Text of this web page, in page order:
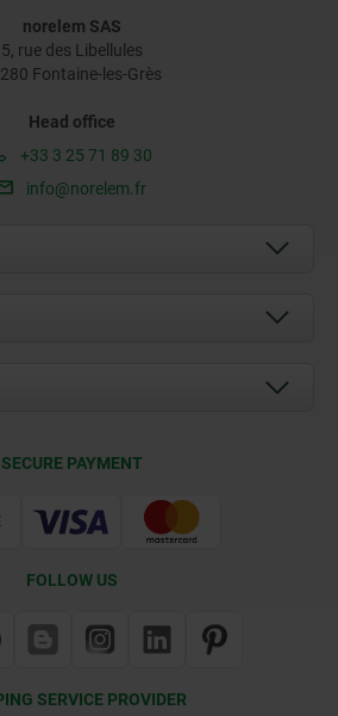
norelem SAS
5, rue des Libellules
Fontaine-les-Grès
Head office
+33 3 25 71 89 30
info@norelem.fr
SECURE PAYMENT
FOLLOW US
SERVICE PROVIDER